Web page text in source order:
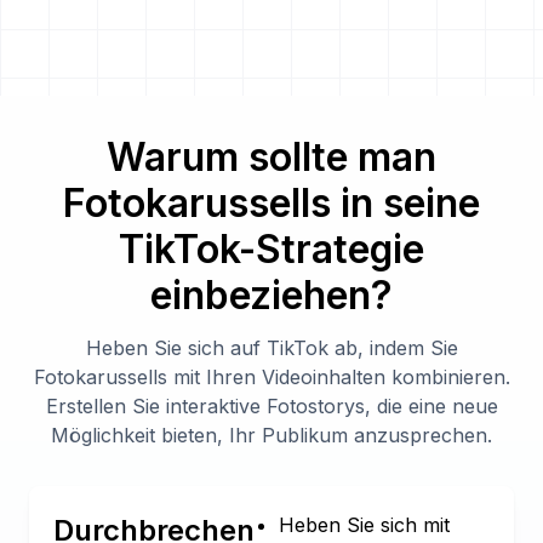
Warum sollte man
Fotokarussells in seine
TikTok-Strategie
einbeziehen?
Heben Sie sich auf TikTok ab, indem Sie
Fotokarussells mit Ihren Videoinhalten kombinieren.
Erstellen Sie interaktive Fotostorys, die eine neue
Möglichkeit bieten, Ihr Publikum anzusprechen.
Durchbrechen
Heben Sie sich mit